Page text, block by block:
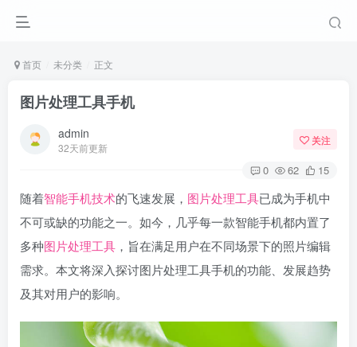
首页 未分类 正文
图片处理工具手机
admin
32天前更新
关注
0 62 15
随着智能手机技术的飞速发展， 图片处理工具已成为手机中
不可或缺的功能之一。如今，几乎每一款智能手机都内置了
多种图片处理工具 ，旨在满足用户在不同场景下的照片编辑
需求。本文将深入探讨图片处理工具手机的功能、发展趋势
及其对用户的影响。